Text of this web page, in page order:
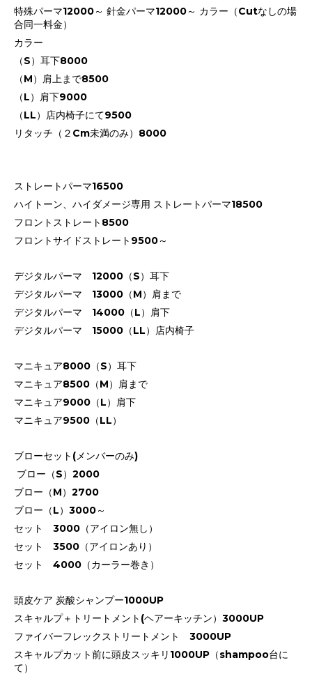
特殊パーマ12000～ 針金パーマ12000～ カラー（Cutなしの場
合同一料金）
カラー
（S）耳下8000
（M）肩上まで8500
（L）肩下9000
（LL）店内椅子にて9500
リタッチ（２Cm未満のみ）8000
ストレートパーマ16500
ハイトーン、ハイダメージ専用 ストレートパーマ18500
フロントストレート8500
フロントサイドストレート9500～
デジタルパーマ 12000（S）耳下
デジタルパーマ 13000（M）肩まで
デジタルパーマ 14000（L）肩下
デジタルパーマ 15000（LL）店内椅子
マニキュア8000（S）耳下
マニキュア8500（M）肩まで
マニキュア9000（L）肩下
マニキュア9500（LL）
ブローセット(メンバーのみ)
ブロー（S）2000
ブロー（M）2700
ブロー（L）3000～
セット 3000（アイロン無し）
セット 3500（アイロンあり）
セット 4000（カーラー巻き）
頭皮ケア 炭酸シャンプー1000UP
スキャルプ＋トリートメント(ヘアーキッチン）3000UP
ファイバーフレックストリートメント 3000UP
スキャルプカット前に頭皮スッキリ1000UP（shampoo台に
て）